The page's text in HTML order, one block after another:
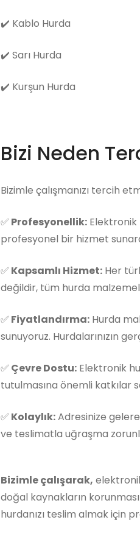
✔️ Kablo Hurda
✔️ Sarı Hurda
✔️ Kurşun Hurda
Bizi Neden
Bizimle çalışmanızı tercih
✅ Profesyonellik: Elektronik
profesyonel bir hizmet
✅ Kapsamlı Hizmet: Her
değildir, tüm hurda
✅ Fiyatlandırma: Hurda
sunuyoruz. Hurdalarınızın
✅ Çevre Dostu: Elektronik
tutulmasına önemli katkılar
✅ Kolaylık:Adresinize
ve teslimatla uğraşma
Bizimle çalışarak,
doğal kaynakların
hurdanızı teslim almak için